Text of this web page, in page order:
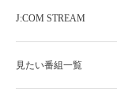
J:COM STREAM
見たい番組一覧